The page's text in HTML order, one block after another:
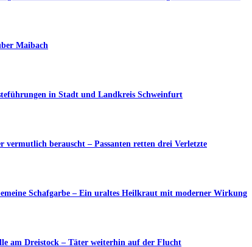
Maibach
in Stadt und Landkreis Schweinfurt
berauscht – Passanten retten drei Verletzte
Schafgarbe – Ein uraltes Heilkraut mit moderner Wirkung
am Dreistock – Täter weiterhin auf der Flucht